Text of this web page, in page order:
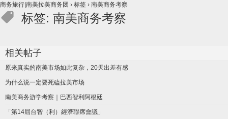
商务旅行|南美拉美商务团 › 标签 › 南美商务考察
标签: 南美商务考察
相关帖子
原来真实的南美市场如此复杂，20天出差有感
为什么说一定要死磕拉美市场
南美商务游学考察｜巴西智利阿根廷
「第14屆台智（利）經濟聯席會議」